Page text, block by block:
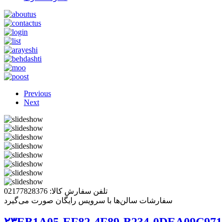
Previous
Next
تلفن سفارش کالا: 02177828376
سفارشات سالن‌ها با سرویس رایگان صورت می‌گیرد